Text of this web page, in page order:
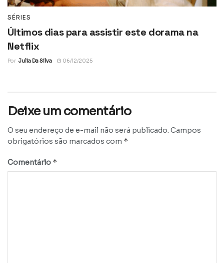
SÉRIES
Últimos dias para assistir este dorama na
Netflix
Por Julia Da Silva 06/12/2025
Deixe um comentário
O seu endereço de e-mail não será publicado. Campos
obrigatórios são marcados com *
Comentário *